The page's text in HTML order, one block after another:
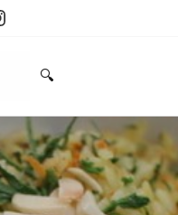
Kitchen
Search...
🔍